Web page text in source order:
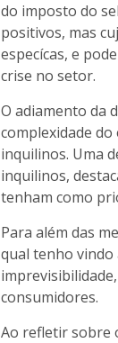
do imposto do
positivos, mas
especícas, e
crise no setor.
O adiamento da
complexidade
inquilinos. Uma
inquilinos,
tenham como
Para além das
qual tenho vindo
consumidores.
Ao refletir sobre